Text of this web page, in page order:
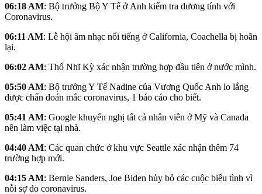
06:18 AM: Bộ trưởng Bộ Y Tế ở Anh kiểm tra dương tính với
Coronavirus.
06:11 AM: Lễ hội âm nhạc nổi tiếng ở California, Coachella bị hoãn
lại.
06:02 AM: Thổ Nhĩ Kỳ xác nhận trường hợp đầu tiên ở nước mình.
05:50 AM: Bộ trưởng Y Tế Nadine của Vương Quốc Anh lo lắng
được chẩn đoán mắc coronavirus, 1 báo cáo cho biết.
05:41 AM: Google khuyến nghị tất cả nhân viên ở Mỹ và Canada
nên làm việc tại nhà.
04:40 AM: Các quan chức ở khu vực Seattle xác nhận thêm 74
trường hợp mới.
04:15 AM: Bernie Sanders, Joe Biden hủy bỏ các cuộc biểu tình vì
nỗi sợ do coronavirus.